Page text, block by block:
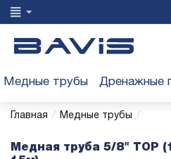
Медные трубы Дренажные
Главная / Медные трубы /
Медная труба 5/8" TOP